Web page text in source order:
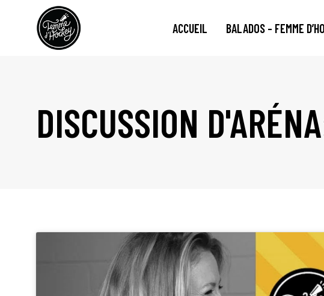
ACCUEIL BALADOS – FEMME
DISCUSSION